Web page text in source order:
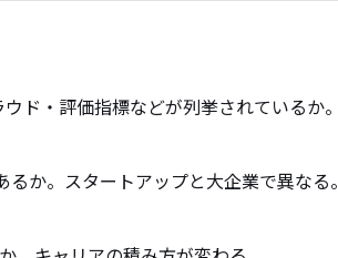
ド・評価指標などが列挙されているか。
か。スタートアップと大企業で異なる。